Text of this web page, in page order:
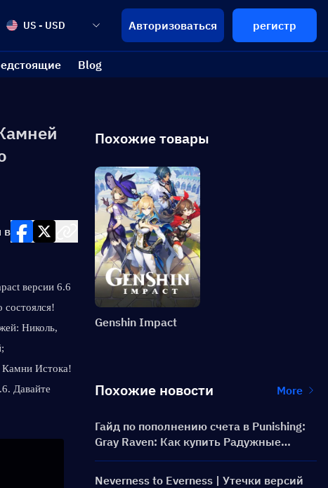
US - USD Авторизоваться регистр
Blog
в
версии 6.6
Николь,
Камни Истока!
Давайте
Похожие товары
Genshin Impact
Похожие новости More
Гайд по пополнению счета в Punishing:
Gray Raven: Как купить Радужные
карты по выгодной цене?
Neverness to Everness | Утечки версий